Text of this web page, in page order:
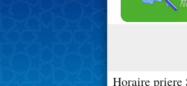
Horaire priere